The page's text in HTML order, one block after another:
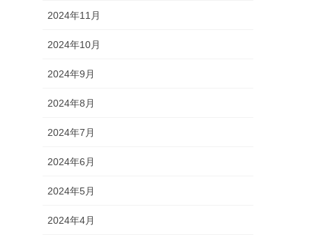
2024年11月
2024年10月
2024年9月
2024年8月
2024年7月
2024年6月
2024年5月
2024年4月